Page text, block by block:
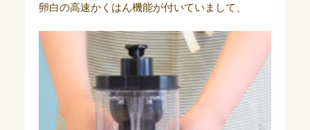
卵白の高速かくはん機能が付いていまして、